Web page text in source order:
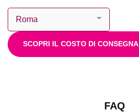
SCOPRI IL COSTO DI CONSEGNA
FAQ